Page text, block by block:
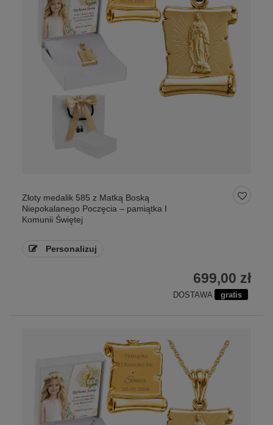
Złoty medalik 585 z Matką Boską
Niepokalanego Poczęcia – pamiątka I
Komunii Świętej
Personalizuj
699,00 zł
DOSTAWA gratis